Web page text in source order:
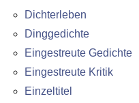
Dichterleben
Dinggedichte
Eingestreute Gedichte
Eingestreute Kritik
Einzeltitel